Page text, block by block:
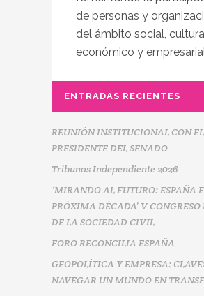
de personas y
del ámbito social,
económico y
ENTRADAS RECIENTES
REUNIÓN INSTITUCIONAL CON EL
PRESIDENTE DEL SENADO
Tribunas Independiente 2026
‘MIRANDO AL FUTURO: ESPAÑA
PRÓXIMA DÉCADA’ V
DE LA SOCIEDAD CIVIL
FORO RECONCILIA ESPAÑA
GEOPOLÍTICA Y EMPRESA:
NAVEGAR UN MUNDO EN